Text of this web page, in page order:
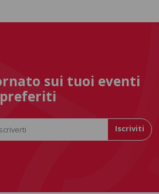
sui tuoi eventi
preferiti
Iscriviti